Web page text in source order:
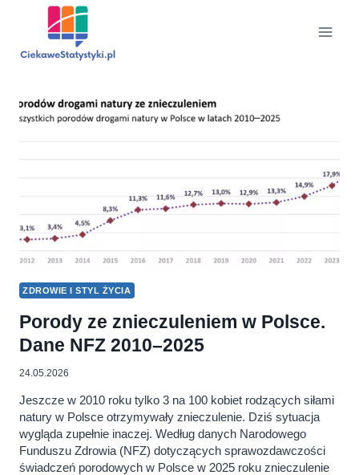
ZDROWIE I STYL ŻYCIA
Porody ze znieczuleniem w Polsce.
Dane NFZ 2010–2025
24.05.2026
Jeszcze w 2010 roku tylko 3 na 100 kobiet rodzących siłami
natury w Polsce otrzymywały znieczulenie. Dziś sytuacja
wygląda zupełnie inaczej. Według danych Narodowego
Funduszu Zdrowia (NFZ) dotyczących sprawozdawczości
świadczeń porodowych w Polsce w 2025 roku znieczulenie